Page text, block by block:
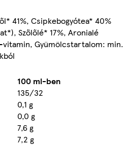
41%, Csipkebogyótea* 40%
Szőlőlé* 17%, Aronialé
Gyümölcstartalom: min.
100 ml-ben
135/32
0,1 g
0,0 g
7,6 g
7,2 g